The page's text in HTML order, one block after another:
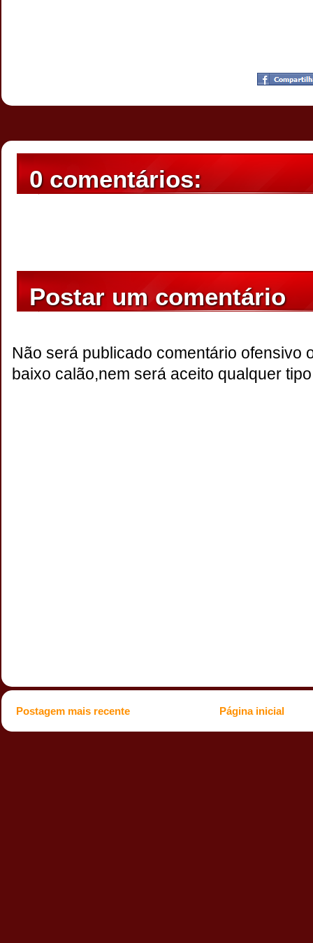
08:46
0 comentários:
Postar um comentário
Não será publicado comentário ofensivo
baixo calão,nem será aceito qualquer
Postagem mais recente Página inicial